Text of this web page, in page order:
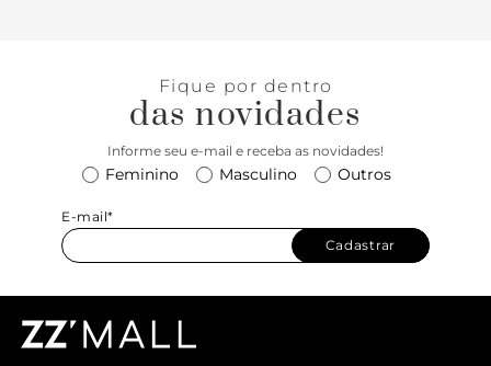
Fique por dentro
das novidades
Informe seu e-mail e receba as novidades!
Feminino Masculino Outros
E-mail*
Cadastrar